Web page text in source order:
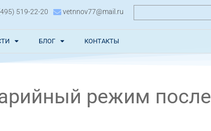
519-22-20 vetnnov77@mail.ru
БЛОГ КОНТАКТЫ
режим после